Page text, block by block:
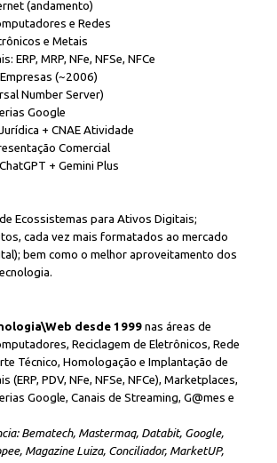
(andamento)
e Redes
e Metais
ERP, MRP, NFe, NFSe, NFCe
(~2006)
Number Server)
Google
+ CNAE Atividade
Comercial
+ Gemini Plus
Ecossistemas para Ativos Digitais;
cada vez mais formatados ao mercado
bem como o melhor aproveitamento dos
desde 1999nas áreas de
Reciclagem de Eletrônicos, Rede
Técnico, Homologação e Implantação de
(ERP, PDV, NFe, NFSe, NFCe), Marketplaces,
Google, Canais de Streaming, G@mes e
Bematech, Mastermaq, Databit, Google,
Magazine Luiza, Conciliador, MarketUP,